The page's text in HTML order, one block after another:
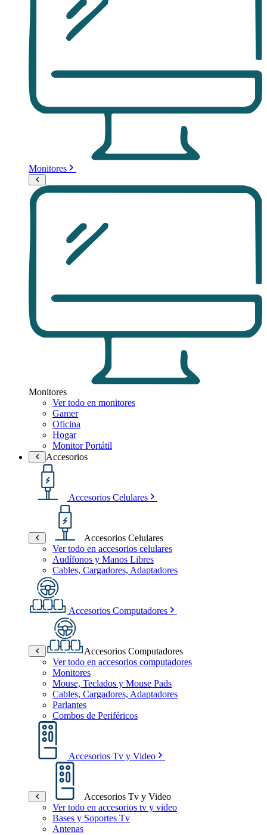
Monitores
Monitores
Ver todo en monitores
Gamer
Oficina
Hogar
Monitor Portátil
Accesorios
Accesorios Celulares
Accesorios Celulares
Ver todo en accesorios celulares
Audífonos y Manos Libres
Cables, Cargadores, Adaptadores
Accesorios Computadores
Accesorios Computadores
Ver todo en accesorios computadores
Monitores
Mouse, Teclados y Mouse Pads
Cables, Cargadores, Adaptadores
Parlantes
Combos de Periféricos
Accesorios Tv y Video
Accesorios Tv y Video
Ver todo en accesorios tv y video
Bases y Soportes Tv
Antenas